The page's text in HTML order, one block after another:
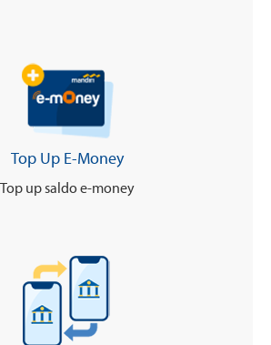
Top Up E-Money
Top up saldo e-money